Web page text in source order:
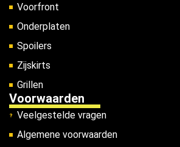
Voorfront
Onderplaten
Spoilers
Zijskirts
Grillen
Voorwaarden
Veelgestelde vragen
Algemene voorwaarden